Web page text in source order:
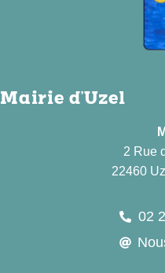
Mairie d'Uzel
2 Rue
22460
02